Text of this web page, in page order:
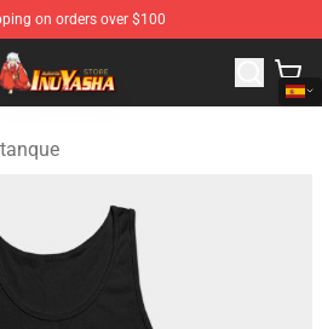
on orders over $100
Inuyasha Merchandise Shop